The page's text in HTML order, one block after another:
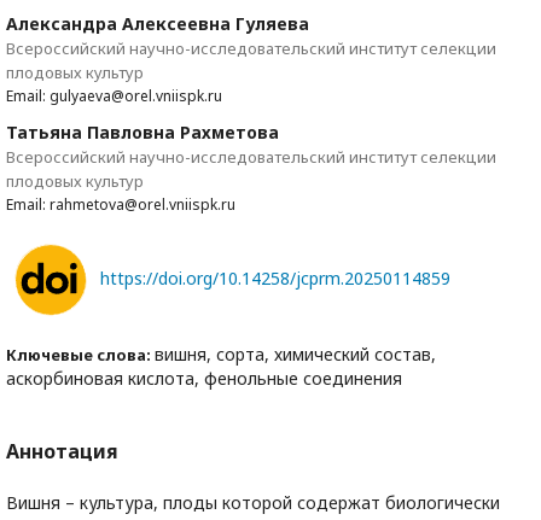
Александра Алексеевна Гуляева
Всероссийский научно-исследовательский институт селекции
плодовых культур
Email: gulyaeva@orel.vniispk.ru
Татьяна Павловна Рахметова
Всероссийский научно-исследовательский институт селекции
плодовых культур
Email: rahmetova@orel.vniispk.ru
https://doi.org/10.14258/jcprm.20250114859
Ключевые слова: вишня, сорта, химический состав,
аскорбиновая кислота, фенольные соединения
Аннотация
Вишня – культура, плоды которой содержат биологически